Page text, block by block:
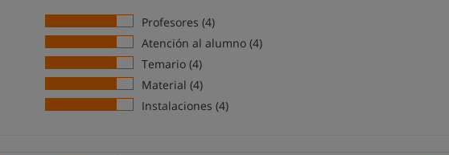
Profesores (4)
Atención al alumno (4)
Temario (4)
Material (4)
Instalaciones (4)